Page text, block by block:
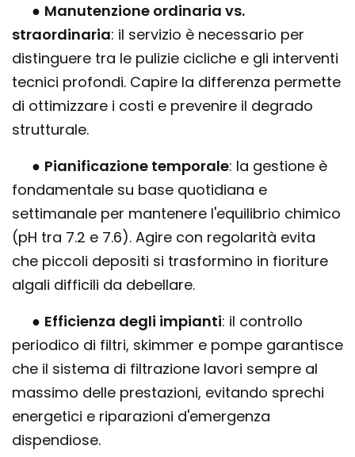
● Manutenzione ordinaria vs.
straordinaria: il servizio è necessario per
distinguere tra le pulizie cicliche e gli interventi
tecnici profondi. Capire la differenza permette
di ottimizzare i costi e prevenire il degrado
strutturale.
● Pianificazione temporale: la gestione è
fondamentale su base quotidiana e
settimanale per mantenere l'equilibrio chimico
(pH tra 7.2 e 7.6). Agire con regolarità evita
che piccoli depositi si trasformino in fioriture
algali difficili da debellare.
● Efficienza degli impianti: il controllo
periodico di filtri, skimmer e pompe garantisce
che il sistema di filtrazione lavori sempre al
massimo delle prestazioni, evitando sprechi
energetici e riparazioni d'emergenza
dispendiose.